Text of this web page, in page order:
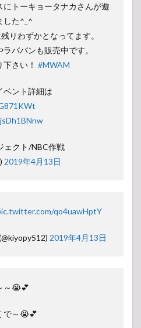
にトーキョータナカさんが遊
した^_^
りわずかとなってます。
ババンも販売中です。
さい！ #MWAM
ベント詳細は
ェクト/NBC作戦
2019年4月13日
qo4uawHptY
2019年4月13日
～😭💕
で～😭💕